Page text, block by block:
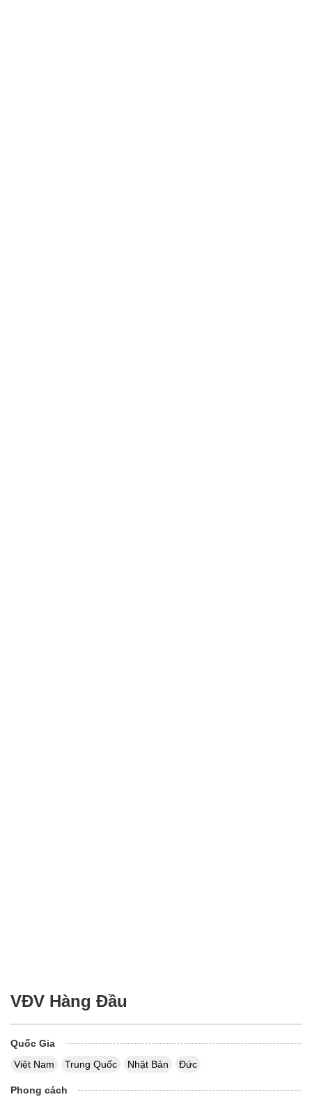
VĐV Hàng Đầu
Quốc Gia
Việt Nam
Trung Quốc Nhật Bản Đức
Phong cách